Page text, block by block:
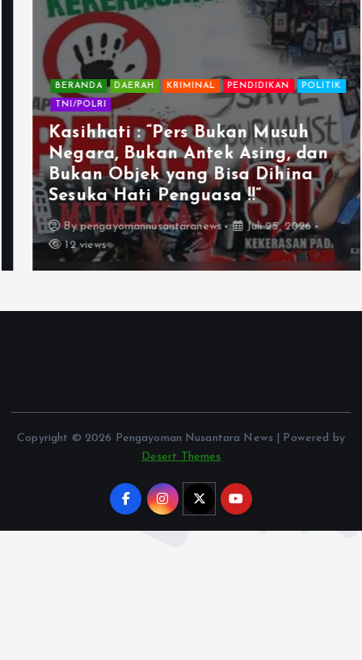
BERANDA DAERAH KRIMINAL PENDIDIKAN POLITIK
TNI/POLRI
Kasihhati : “Pers Bukan Musuh
Negara, Bukan Antek Asing, dan
Bukan Objek yang Bisa Dihina
Sesuka Hati Penguasa !!”
Bypengayomannusantaranews
Juli 25, 2026
12 views
Copyright © 2026 Pengayoman Nusantara News | Powered by
Desert Themes